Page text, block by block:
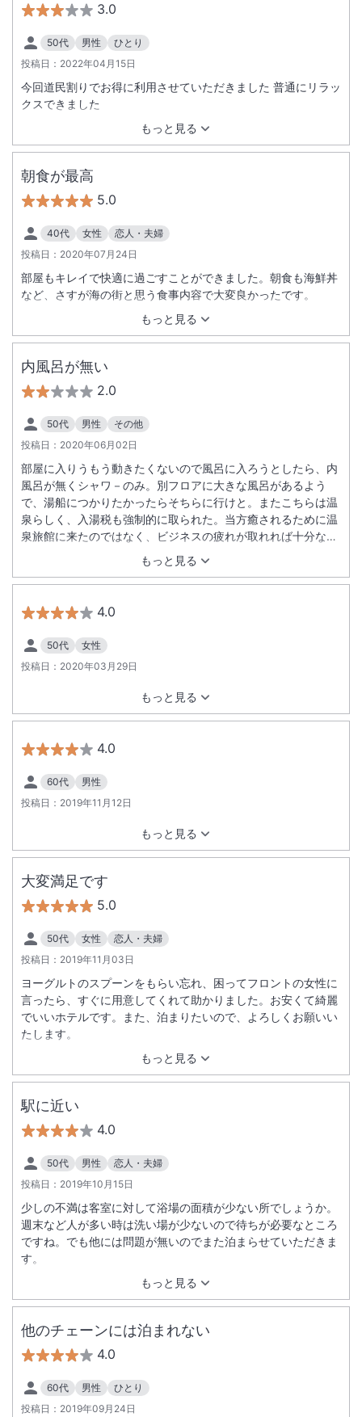
3.0
50代 男性
ひとり
投稿日： 2022年04月15日
もっと見る
今回道民割りでお得に利用させていただきました 普通にリラッ
クスできました
朝食が最高
5.0
40代 女性
恋人・夫婦
投稿日： 2020年07月24日
もっと見る
部屋もキレイで快適に過ごすことができました。朝食も海鮮丼
など、さすが海の街と思う食事内容で大変良かったです。
内風呂が無い
2.0
50代 男性
その他
投稿日： 2020年06月02日
もっと見る
部屋に入りうもう動きたくないので風呂に入ろうとしたら、内
風呂が無くシャワ－のみ。別フロアに大きな風呂があるよう
で、湯船につかりたかったらそちらに行けと。またこちらは温
泉らしく、入湯税も強制的に取られた。当方癒されるために温
泉旅館に来たのではなく、ビジネスの疲れが取れれば十分なの
に選択支は無い。風呂に入るたび部屋から出ると言う、昭和発
想なホテルで残念でした。ただ救いは職員の対応がとても良か
ったことです。
4.0
50代
女性
投稿日： 2020年03月29日
もっと見る
4.0
60代
男性
投稿日： 2019年11月12日
もっと見る
大変満足です
5.0
50代 女性
恋人・夫婦
投稿日： 2019年11月03日
もっと見る
ヨーグルトのスプーンをもらい忘れ、困ってフロントの女性に
言ったら、すぐに用意してくれて助かりました。お安くて綺麗
でいいホテルです。また、泊まりたいので、よろしくお願いい
たします。
駅に近い
4.0
50代 男性
恋人・夫婦
投稿日： 2019年10月15日
もっと見る
少しの不満は客室に対して浴場の面積が少ない所でしょうか。
週末など人が多い時は洗い場が少ないので待ちが必要なところ
ですね。でも他には問題が無いのでまた泊まらせていただきま
す。
他のチェーンには泊まれない
4.0
60代 男性
ひとり
投稿日： 2019年09月24日